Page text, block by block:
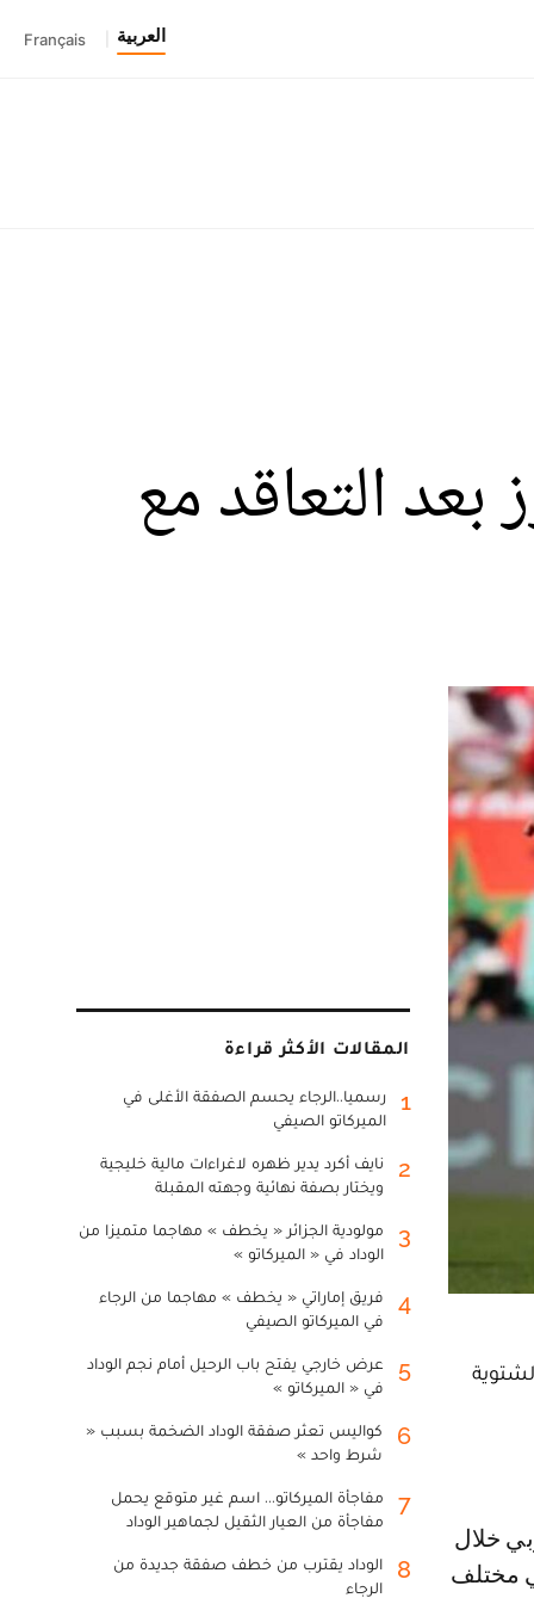
العربية Français
بعد التعاقد مع
الوليد 10 مباريات في مختلف
المقالات الأكثر قراءة
1
رسميا..الرجاء يحسم الصفقة الأغلى في
الميركاتو الصيفي
2
نايف أكرد يدير ظهره لاغراءات مالية خليجية
ويختار بصفة نهائية وجهته المقبلة
3
مولودية الجزائر « يخطف » مهاجما متميزا من
الوداد في « الميركاتو »
4
فريق إماراتي « يخطف » مهاجما من الرجاء
في الميركاتو الصيفي
5
عرض خارجي يفتح باب الرحيل أمام نجم الوداد
في « الميركاتو »
6
كواليس تعثر صفقة الوداد الضخمة بسبب «
شرط واحد »
7
مفاجأة الميركاتو... اسم غير متوقع يحمل
مفاجأة من العيار الثقيل لجماهير الوداد
8
الوداد يقترب من خطف صفقة جديدة من
الرجاء